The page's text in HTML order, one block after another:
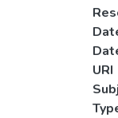
URI